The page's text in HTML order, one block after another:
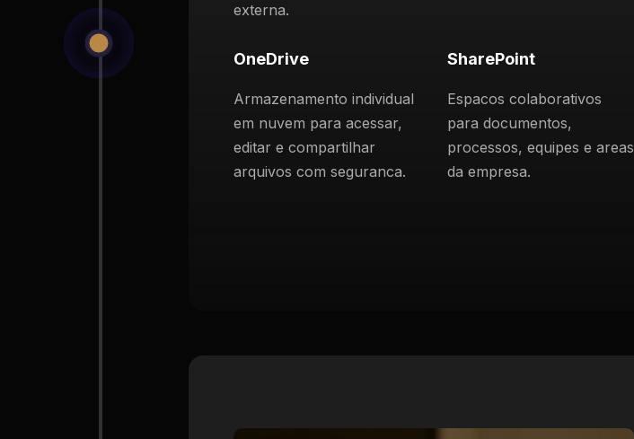
externa.
OneDrive
Armazenamento individual
em nuvem para acessar,
editar e compartilhar
arquivos com seguranca.
SharePoint
Espacos colaborativos
para documentos,
processos, equipes e areas
da empresa.